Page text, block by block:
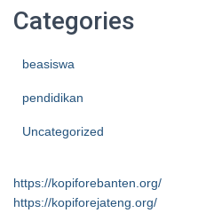
Categories
beasiswa
pendidikan
Uncategorized
https://kopiforebanten.org/
https://kopiforejateng.org/